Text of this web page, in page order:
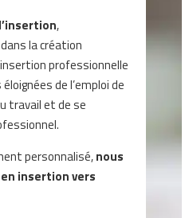
,
dans la création
professionnelle
de l’emploi de
travail et de se
personnalisé,nous
insertion vers